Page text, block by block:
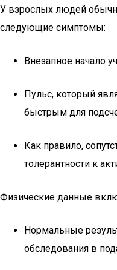
У взрослых людей
следующие симптомы:
Внезапное начало
Пульс, который
быстрым для
Как правило,
толерантности к
Физические данные
Нормальные
обследования в